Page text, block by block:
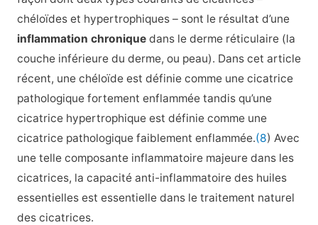
chéloïdes et hypertrophiques – sont le résultat d’une
inflammation chroniquedans le derme réticulaire (la
couche inférieure du derme, ou peau). Dans cet article
récent, une chéloïde est définie comme une cicatrice
pathologique fortement enflammée tandis qu’une
cicatrice hypertrophique est définie comme une
cicatrice pathologique faiblement enflammée.(8) Avec
une telle composante inflammatoire majeure dans les
cicatrices, la capacité anti-inflammatoire des huiles
essentielles est essentielle dans le traitement naturel
des cicatrices.